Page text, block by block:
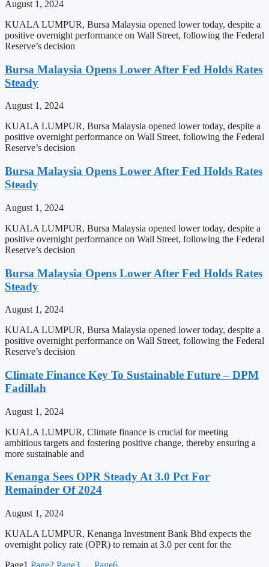
August 1, 2024
KUALA LUMPUR, Bursa Malaysia opened lower today, despite a
positive overnight performance on Wall Street, following the Federal
Reserve’s decision
Bursa Malaysia Opens Lower After Fed Holds Rates
Steady
August 1, 2024
KUALA LUMPUR, Bursa Malaysia opened lower today, despite a
positive overnight performance on Wall Street, following the Federal
Reserve’s decision
Bursa Malaysia Opens Lower After Fed Holds Rates
Steady
August 1, 2024
KUALA LUMPUR, Bursa Malaysia opened lower today, despite a
positive overnight performance on Wall Street, following the Federal
Reserve’s decision
Bursa Malaysia Opens Lower After Fed Holds Rates
Steady
August 1, 2024
KUALA LUMPUR, Bursa Malaysia opened lower today, despite a
positive overnight performance on Wall Street, following the Federal
Reserve’s decision
Climate Finance Key To Sustainable Future – DPM
Fadillah
August 1, 2024
KUALA LUMPUR, Climate finance is crucial for meeting
ambitious targets and fostering positive change, thereby ensuring a
more sustainable and
Kenanga Sees OPR Steady At 3.0 Pct For
Remainder Of 2024
August 1, 2024
KUALA LUMPUR, Kenanga Investment Bank Bhd expects the
overnight policy rate (OPR) to remain at 3.0 per cent for the
Page1 Page2 Page3 … Page6